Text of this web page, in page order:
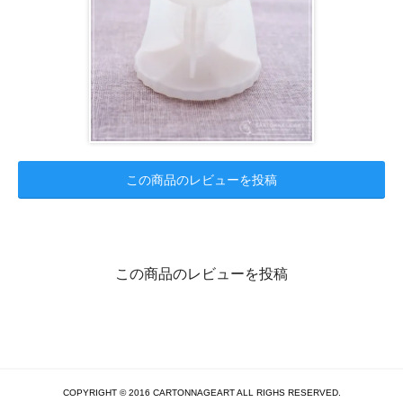
この商品のレビューを投稿
この商品のレビューを投稿
COPYRIGHT © 2016 CARTONNAGEART ALL RIGHS RESERVED.